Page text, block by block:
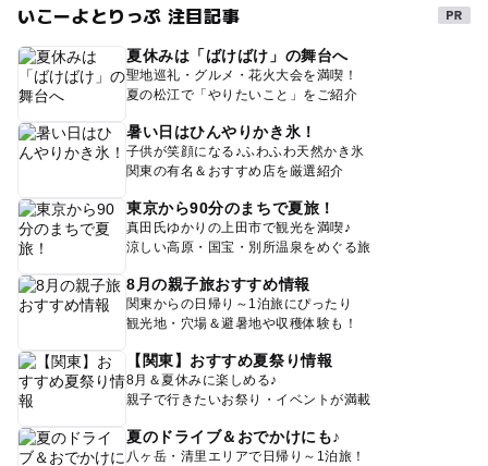
いこーよとりっぷ 注目記事
夏休みは「ばけばけ」の舞台へ
聖地巡礼・グルメ・花火大会を満喫！
夏の松江で「やりたいこと」をご紹介
暑い日はひんやりかき氷！
子供が笑顔になる♪ふわふわ天然かき氷
関東の有名＆おすすめ店を厳選紹介
東京から90分のまちで夏旅！
真田氏ゆかりの上田市で観光を満喫♪
涼しい高原・国宝・別所温泉をめぐる旅
8月の親子旅おすすめ情報
関東からの日帰り～1泊旅にぴったり
観光地・穴場＆避暑地や収穫体験も！
【関東】おすすめ夏祭り情報
8月＆夏休みに楽しめる♪
親子で行きたいお祭り・イベントが満載
夏のドライブ＆おでかけにも♪
八ヶ岳・清里エリアで日帰り～1泊旅！